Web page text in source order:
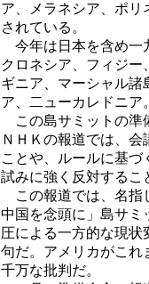
ア、メラネシア、ポリ
されている。
今年は日本を含め一
クロネシア、フィジ
ギニア、マーシャル諸
ア、二ューカレドニア。
この島サミットの準
ＮＨＫの報道では、
ことや、ルールに基
試みに強く反対するこ
この報道では、名指
中国を念頭に」島サミ
圧による一方的な現状
句だ。アメリカがこれ
千万な批判だ。